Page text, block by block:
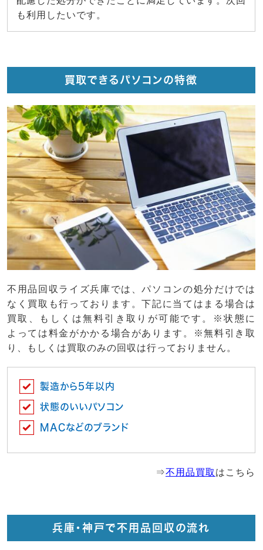
も利用したいです。
買取できるパソコンの特徴
不用品回収ライズ兵庫では、パソコンの処分だけでは
なく買取も行っております。下記に当てはまる場合は
買取、もしくは無料引き取りが可能です。※状態に
よっては料金がかかる場合があります。※無料引き取
り、もしくは買取のみの回収は行っておりません。
製造から5年以内
状態のいいパソコン
MACなどのブランド
⇒不用品買取 はこちら
兵庫・神戸で不用品回収の流れ